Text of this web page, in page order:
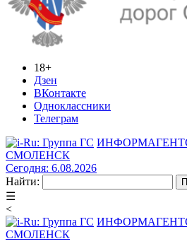
18+
Дзен
ВКонтакте
Одноклассники
Телеграм
СМОЛЕНСК
Сегодня: 6.08.2026
Найти:
☰
<
СМОЛЕНСК